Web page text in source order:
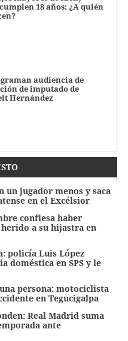
18 años: ¿A quién
audiencia de
de imputado de
Hernández
un jugador menos y saca
en el Excélsior
confiesa haber
a su hijastra en
policía Luis López
doméstica en SPS y le
persona: motociclista
en Tegucigalpa
Real Madrid suma
ante